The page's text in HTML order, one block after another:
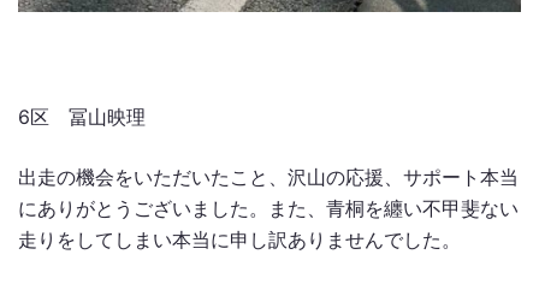
6区 冨山映理
出走の機会をいただいたこと、沢山の応援、サポート本当
にありがとうございました。また、青桐を纏い不甲斐ない
走りをしてしまい本当に申し訳ありませんでした。